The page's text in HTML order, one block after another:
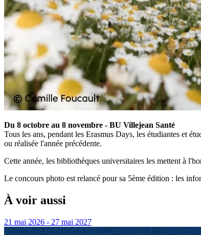
Du 8 octobre au 8 novembre - BU Villejean Santé
Tous les ans, pendant les Erasmus Days, les étudiantes et
ou réalisée l'année précédente.
Cette année, les bibliothèques universitaires les mettent à
Le concours photo est relancé pour sa 5ème édition : les
À voir aussi
21 mai 2026 - 27 mai 2027